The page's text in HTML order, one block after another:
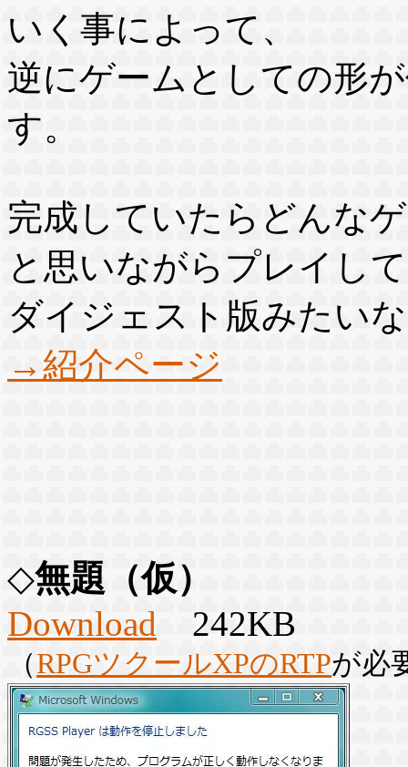
いく事によって、
逆にゲームとしての形
す。
完成していたらどんな
と思いながらプレイし
ダイジェスト版みたい
→紹介ページ
◇無題（仮）
Download 242KB
（RPGツクールXPのRTPが必